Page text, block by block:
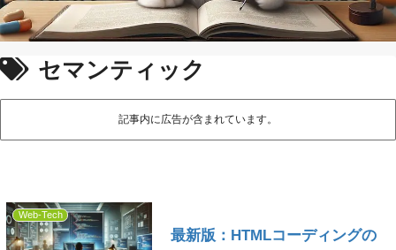
セマンティック
記事内に広告が含まれています。
Web-Tech
最新版：HTMLコーディングの